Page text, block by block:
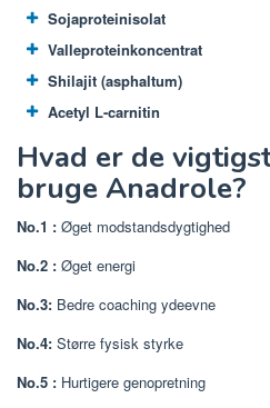
Sojaproteinisolat
Valleproteinkoncentrat
Shilajit (asphaltum)
Acetyl L-carnitin
Hvad er de
bruge Anadrole?
No.1 : Øget modstandsdygtighed
No.2 : Øget energi
No.3: Bedre coaching ydeevne
No.4: Større fysisk styrke
No.5 : Hurtigere genopretning